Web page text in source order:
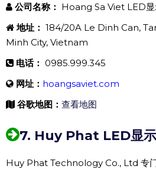
公司名称： Hoang Sa Viet LED显
地址： 184/20A Le Dinh Can,
Minh City, Vietnam
电话： 0985.999.345
网址： hoangsaviet.com
谷歌地图： 查看地图
7. Huy Phat LED显示
Huy Phat Technology Co., Ltd 专